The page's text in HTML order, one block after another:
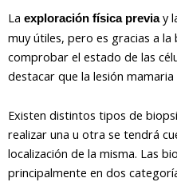
La exploración física previay
muy útiles, pero es gracias a
comprobar el estado de las
destacar que la lesión mamaria
Existen distintos tipos de
realizar una u otra se tendrá
localización de la misma. Las
principalmente en dos